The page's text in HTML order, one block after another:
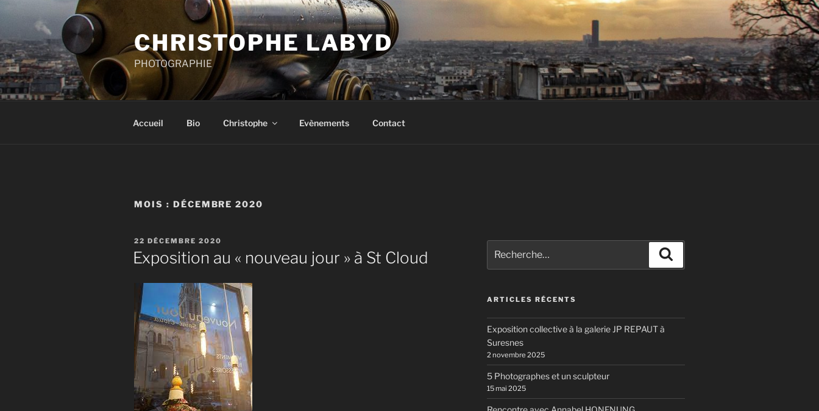
principal
CHRISTOPHE LABYD
PHOTOGRAPHIE
Accueil Bio Christophe Evènements Contact
MOIS : DÉCEMBRE 2020
PUBLIÉ
LE
22 DÉCEMBRE 2020
Exposition au « nouveau jour » à St Cloud
pour
:
ARTICLES RÉCENTS
Exposition collective à la galerie JP REPAUT à
Suresnes
2 novembre 2025
5 Photographes et un sculpteur
15 mai 2025